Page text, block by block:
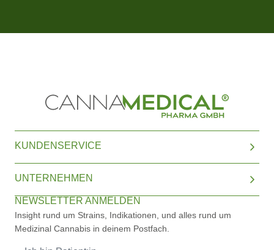
KUNDENSERVICE
UNTERNEHMEN
NEWSLETTER ANMELDEN
Insight rund um Strains, Indikationen, und alles rund um
Medizinal Cannabis in deinem Postfach.